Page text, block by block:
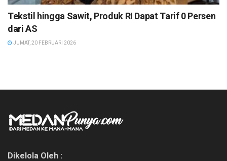
Tekstil hingga Sawit, Produk RI Dapat Tarif 0 Persen
dari AS
JUMAT, 20 FEBRUARI 2026
Dikelola Oleh :